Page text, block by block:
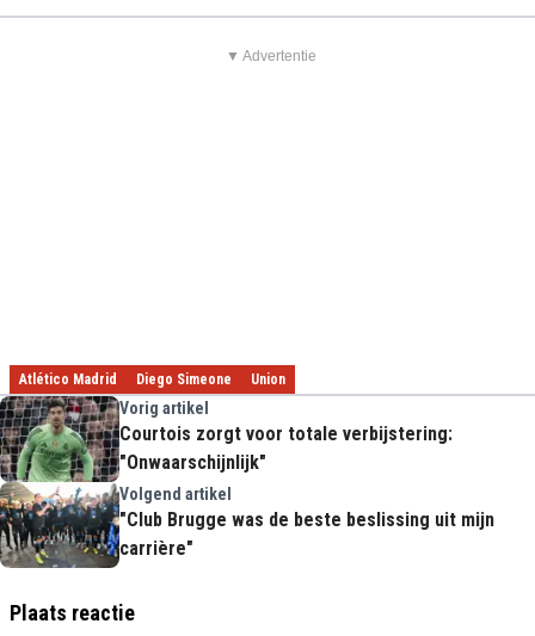
▼ Advertentie
Atlético Madrid Diego Simeone Union
Vorig artikel
Courtois zorgt voor totale verbijstering:
"Onwaarschijnlijk"
Volgend artikel
"Club Brugge was de beste beslissing uit mijn
carrière"
Plaats reactie